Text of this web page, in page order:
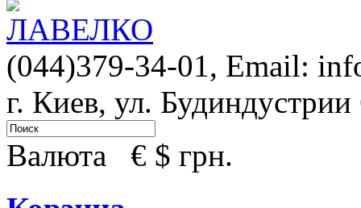
(044)379-34-01, Email:
г. Киев, ул. Будиндустрии
Валюта € $ грн.